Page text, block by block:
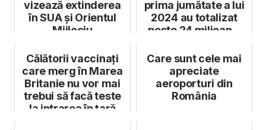
vizează extinderea
în SUA și Orientul
Mijlociu
prima jumătate a lui
2024 au totalizat
peste 24 milioan...
Călătorii vaccinați
care merg în Marea
Britanie nu vor mai
trebui să facă teste
la intrarea în țară
Care sunt cele mai
apreciate
aeroporturi din
România